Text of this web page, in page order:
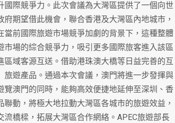
際競爭力。此次會議為大灣區提供了一個向世
期望借此機會，聯合香港及大灣區內地城市，
前國際旅遊市場競爭加劇的背景下，這種整體
場的綜合競爭力，吸引更多國際旅客進入該區
域客源互送。借助港珠澳大橋等日益完善的互
遊產品。通過本次會議，澳門將進一步發揮與
澳門的同時，能夠高效便捷地延伸至深圳、香
動，將極大地拉動大灣區各城市的旅遊效益，
橋樑，拓展大灣區合作網絡。APEC旅遊部長